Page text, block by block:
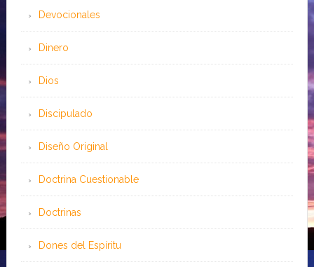
Devocionales
Dinero
Dios
Discipulado
Diseño Original
Doctrina Cuestionable
Doctrinas
Dones del Espíritu